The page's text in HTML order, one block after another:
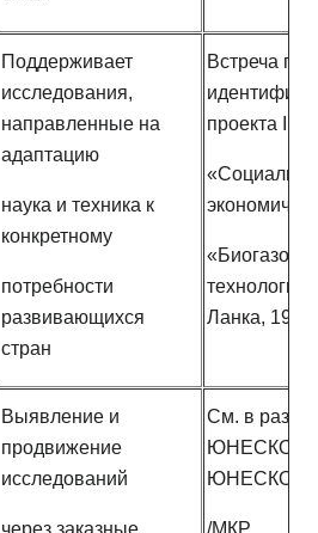
Поддерживает
исследования,
направленные на
адаптацию
наука и техника к
конкретному
потребности
развивающихся
стран
Встреча по
проекта
Ланка, 1976
Выявление и
продвижение
исследований
через заказные
См. в
ЮНЕСКО и
ЮНЕСКО
/МКР